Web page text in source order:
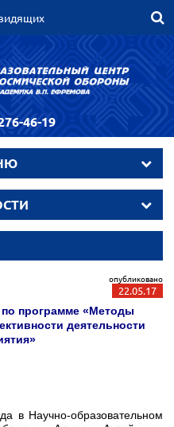
46-19
опубликовано
22.05.17
программе «Методы
деятельности
в Научно-образовательном